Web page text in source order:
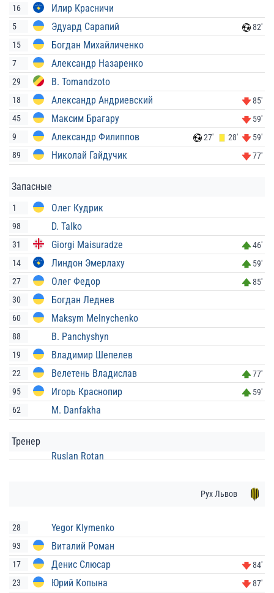
16
Илир Красничи
5 Эдуард Сарапий
82'
15
Богдан Михайличенко
7 Александр Назаренко
29 B. Tomandzoto
18 Александр Андриевский
85'
45
Максим Брагару
59'
9
Александр Филиппов 27' 28'
59'
89
Николай Гайдучик 77'
Запасные
1 Олег Кудрик
98 D. Talko
31 Giorgi Maisuradze
46'
14
Линдон Эмерлаху
59'
27
Олег Федор
85'
30
Богдан Леднев
60 Maksym Melnychenko
88 B. Panchyshyn
19 Владимир Шепелев
22 Велетень Владислав
77'
95
Игорь Краснопир
59'
62
M. Danfakha
Тренер
Ruslan Rotan
Рух Львов
28 Yegor Klymenko
93 Виталий Роман
17 Денис Слюсар
84'
23
Юрий Копына
87'